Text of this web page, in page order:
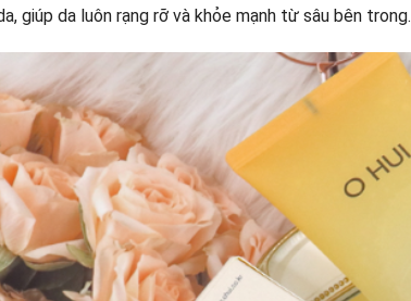
giúp da luôn rạng rỡ và khỏe mạnh từ sâu bên trong.